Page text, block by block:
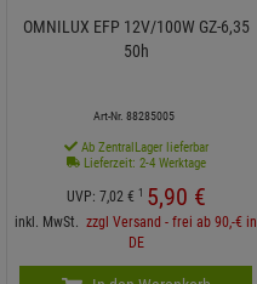
OMNILUX EFP 12V/100W GZ-6,35
50h
Art-Nr. 88285005
Ab ZentralLager lieferbar
Lieferzeit: 2-4 Werktage
UVP: 7,02 € 1 5,90 €
inkl. MwSt. zzgl Versand - frei ab 90,-€ in
DE